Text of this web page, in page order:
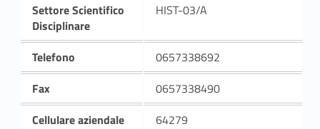
Settore Scientifico
Disciplinare
HIST-03/A
Telefono
0657338692
Fax
0657338490
Cellulare aziendale
64279